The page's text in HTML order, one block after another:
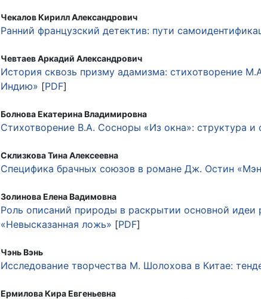
Чекалов Кирилл Александрович
Ранний французский детектив: пути
Чевтаев Аркадий Александрович
История сквозь призму адамизма: стихотворение
Индию» [PDF]
Болнова Екатерина Владимировна
Стихотворение В.А. Сосноры «Из окна»: структура и
Склизкова Тина Алексеевна
Специфика брачных союзов в романе Дж. Остин
Золинова Елена Вадимовна
Роль описаний природы в раскрытии основной идеи
«Невысказанная ложь» [PDF]
Чэнь Вэнь
Исследование творчества М. Шолохова в Китае:
Ермилова Кира Евгеньевна